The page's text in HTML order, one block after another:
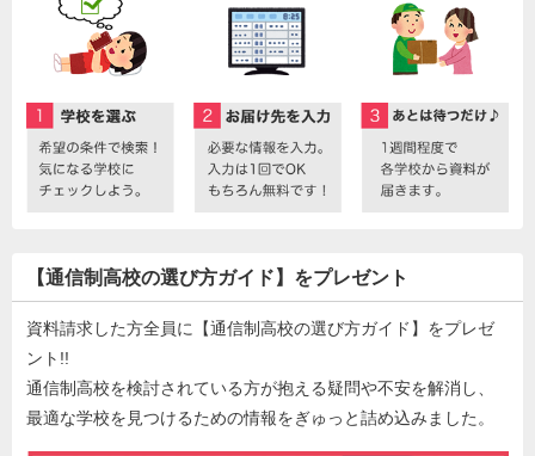
【通信制高校の選び方ガイド】をプレゼント
資料請求した方全員に【通信制高校の選び方ガイド】をプレゼ
ント!!
通信制高校を検討されている方が抱える疑問や不安を解消し、
最適な学校を見つけるための情報をぎゅっと詰め込みました。